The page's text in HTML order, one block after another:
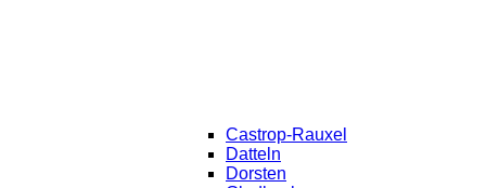
Castrop-Rauxel
Datteln
Dorsten